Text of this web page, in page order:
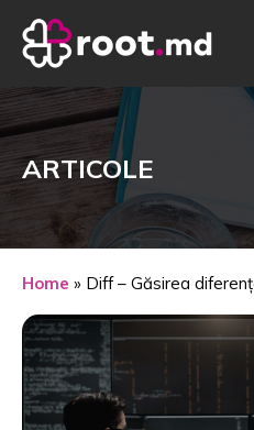
ARTICOLE
Home » Diff – Găsirea